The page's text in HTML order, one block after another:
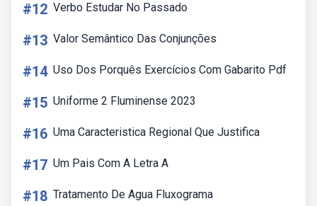
#12 Verbo Estudar No Passado
#13 Valor Semântico Das Conjunções
#14 Uso Dos Porquês Exercícios Com Gabarito Pdf
#15 Uniforme 2 Fluminense 2023
#16 Uma Caracteristica Regional Que Justifica
#17 Um Pais Com A Letra A
#18 Tratamento De Agua Fluxograma